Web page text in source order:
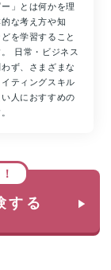
」とは何かを理
な考え方や知
を学習すること
日常・ビジネス
ず、さまざまな
ティングスキル
人におすすめの
する